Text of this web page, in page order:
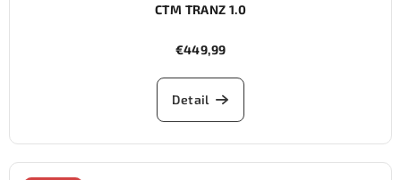
CTM TRANZ 1.0
€449,99
Detail